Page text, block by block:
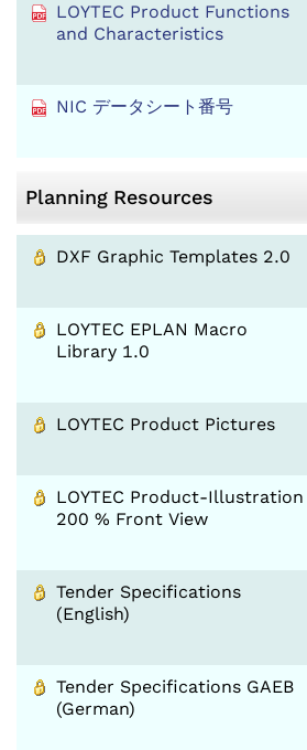
LOYTEC Product Functions
and Characteristics
NIC データシート番号
Planning Resources
DXF Graphic Templates 2.0
LOYTEC EPLAN Macro
Library 1.0
LOYTEC Product Pictures
LOYTEC Product-Illustration
200 % Front View
Tender Specifications
(English)
Tender Specifications GAEB
(German)